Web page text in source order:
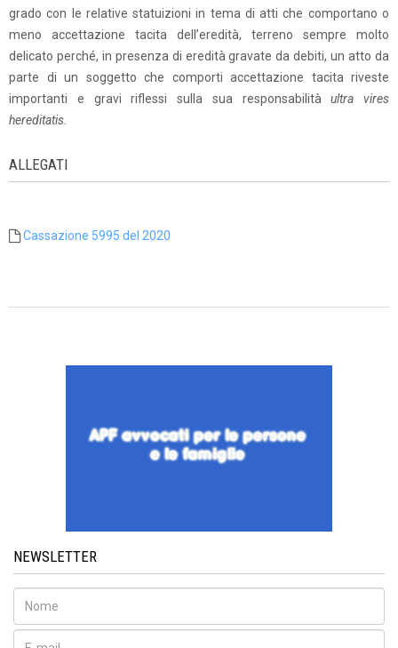
grado con le relative statuizioni in tema di atti che comportano o
meno accettazione tacita dell’eredità, terreno sempre molto
delicato perché, in presenza di eredità gravate da debiti, un atto da
parte di un soggetto che comporti accettazione tacita riveste
importanti e gravi riflessi sulla sua responsabilità ultra vires
hereditatis.
ALLEGATI
Cassazione 5995 del 2020
NEWSLETTER